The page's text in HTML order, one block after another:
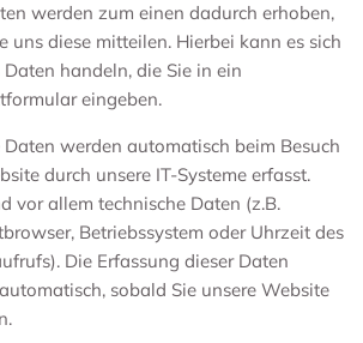
werden zum einen dadurch erhoben,
uns diese mitteilen. Hierbei kann es sich
Daten handeln, die Sie in ein
eingeben.
Daten werden automatisch beim Besuch
durch unsere IT-Systeme erfasst.
vor allem technische Daten (z.B.
Betriebssystem oder Uhrzeit des
Die Erfassung dieser Daten
sobald Sie unsere Website